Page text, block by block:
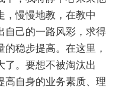
，慢慢地教，在教中
自己的一路风彩，求得
稳步提高。在这里，
了。要想不被淘汰出
高自身的业务素质、理